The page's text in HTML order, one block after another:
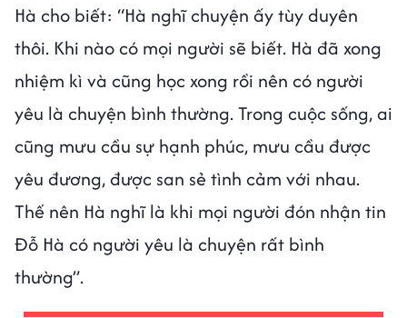
Hà cho biết: “Hà nghĩ chuyện ấy tùy duyên
thôi. Khi nào có mọi người sẽ biết. Hà đã xong
nhiệm kì và cũng học xong rồi nên có người
yêu là chuyện bình thường. Trong cuộc sống, ai
cũng mưu cầu sự hạnh phúc, mưu cầu được
yêu đương, được san sẻ tình cảm với nhau.
Thế nên Hà nghĩ là khi mọi người đón nhận tin
Đỗ Hà có người yêu là chuyện rất bình
thường”.